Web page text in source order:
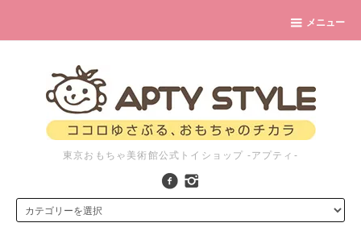
メニュー
東京おもちゃ美術館公式トイショップ -アプティ-